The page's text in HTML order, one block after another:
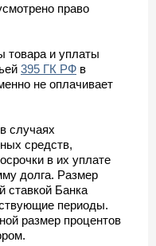
право
товара и уплаты
395 ГК РФ в
не оплачивает
в случаях
средств,
в их уплате
долга. Размер
ставкой Банка
периоды.
размер процентов